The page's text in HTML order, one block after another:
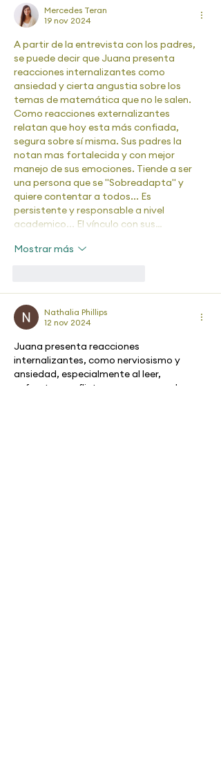
Mercedes Teran
19 nov 2024
A partir de la entrevista con los padres,
se puede decir que Juana presenta
reacciones internalizantes como
ansiedad y cierta angustia sobre los
temas de matemática que no le salen.
Como reacciones externalizantes
relatan que hoy esta más confiada,
segura sobre sí misma. Sus padres la
notan mas fortalecida y con mejor
manejo de sus emociones. Tiende a ser
una persona que se "Sobreadapta" y
quiere contentar a todos... Es
persistente y responsable a nivel
academico... El vínculo con sus…
Mostrar más
Nathalia Phillips
12 nov 2024
Juana presenta reacciones
internalizantes, como nerviosismo y
ansiedad, especialmente al leer,
enfrentar conflictos con su grupo de